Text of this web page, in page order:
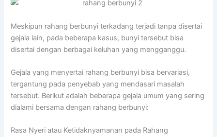
Meskipun rahang berbunyi terkadang terjadi tanpa disertai
gejala lain, pada beberapa kasus, bunyi tersebut bisa
disertai dengan berbagai keluhan yang mengganggu.
Gejala yang menyertai rahang berbunyi bisa bervariasi,
tergantung pada penyebab yang mendasari masalah
tersebut. Berikut adalah beberapa gejala umum yang sering
dialami bersama dengan rahang berbunyi:
Rasa Nyeri atau Ketidaknyamanan pada Rahang